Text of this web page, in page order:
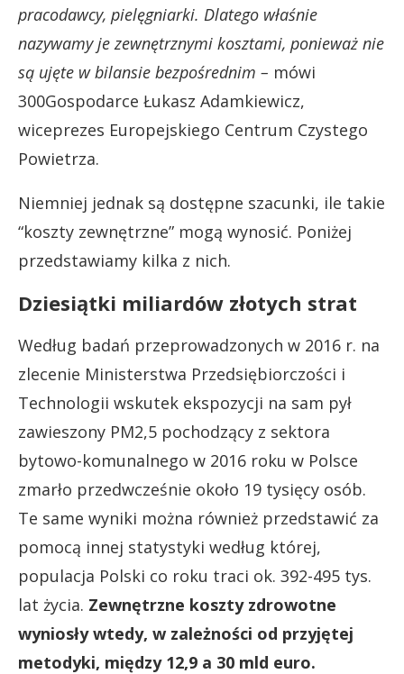
pracodawcy, pielęgniarki. Dlatego właśnie
nazywamy je zewnętrznymi kosztami, ponieważ nie
są ujęte w bilansie bezpośrednim – mówi
300Gospodarce Łukasz Adamkiewicz,
wiceprezes Europejskiego Centrum Czystego
Powietrza.
Niemniej jednak są dostępne szacunki, ile takie
“koszty zewnętrzne” mogą wynosić. Poniżej
przedstawiamy kilka z nich.
Dziesiątki miliardów złotych strat
Według badań przeprowadzonych w 2016 r. na
zlecenie Ministerstwa Przedsiębiorczości i
Technologii wskutek ekspozycji na sam pył
zawieszony PM2,5 pochodzący z sektora
bytowo-komunalnego w 2016 roku w Polsce
zmarło przedwcześnie około 19 tysięcy osób.
Te same wyniki można również przedstawić za
pomocą innej statystyki według której,
populacja Polski co roku traci ok. 392-495 tys.
lat życia. Zewnętrzne koszty zdrowotne
wyniosły wtedy, w zależności od przyjętej
metodyki, między 12,9 a 30 mld euro.